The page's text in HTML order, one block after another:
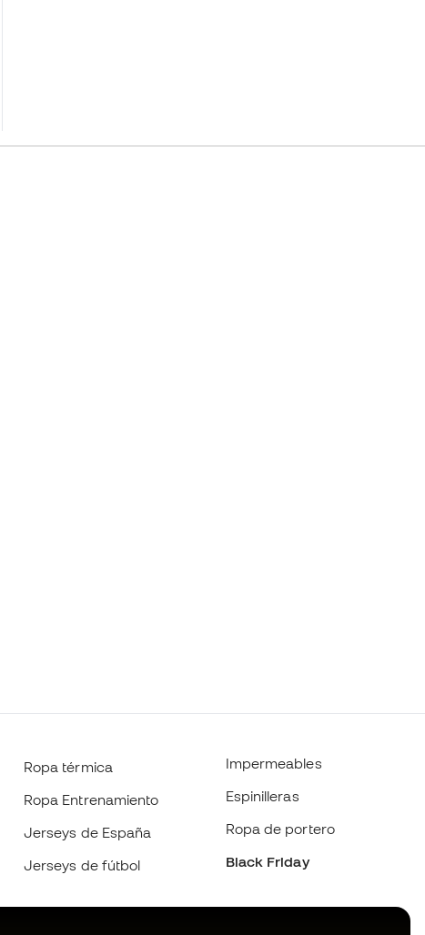
Ropa térmica
Ropa Entrenamiento
Jerseys de España
Jerseys de fútbol
Impermeables
Espinilleras
Ropa de portero
Black Friday